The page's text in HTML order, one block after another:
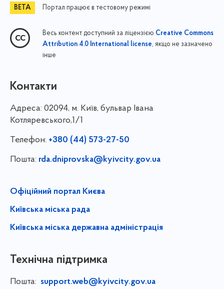
Портал працює в тестовому режимі
Весь контент доступний за ліцензією Creative Commons
Attribution 4.0 International license, якщо не зазначено
інше
Контакти
Адреса: 02094, м. Київ, бульвар Івана
Котляревського,1/1
Телефон: +380 (44) 573-27-50
Пошта: rda.dniprovska@kyivcity.gov.ua
Офіційний портал Києва
Київська міська рада
Київська міська державна адміністрація
Технічна підтримка
Пошта: support.web@kyivcity.gov.ua